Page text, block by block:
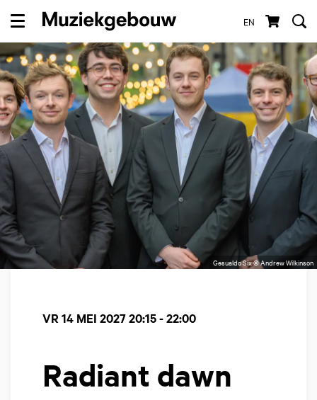
EN
Menu
Gesualdo Six © Andrew Wilkinson
Radiant dawn
VR 14 MEI 202720:15 - 22:00